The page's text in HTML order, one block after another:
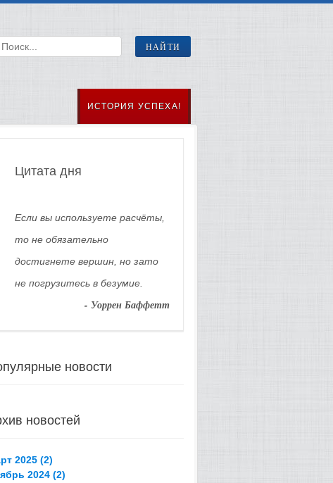
ИСТОРИЯ УСПЕХА!
Цитата дня
Если вы используете расчёты,
то не обязательно
достигнете вершин, но зато
не погрузитесь в безумие.
- Уоррен Баффетт
новости
новостей
2025 (2)
2024 (2)